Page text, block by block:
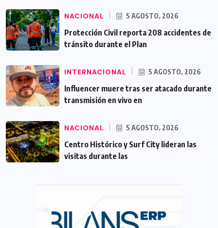
NACIONAL 5 AGOSTO, 2026
Protección Civil reporta 208 accidentes de
tránsito durante el Plan
INTERNACIONAL 5 AGOSTO, 2026
Influencer muere tras ser atacado durante
transmisión en vivo en
NACIONAL 5 AGOSTO, 2026
Centro Histórico y Surf City lideran las
visitas durante las